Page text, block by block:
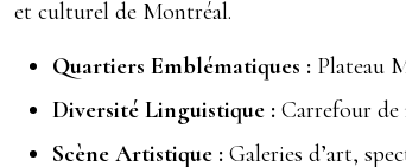
et culturel de Montréal.
Quartiers Emblématiques : Plateau
Diversité Linguistique : Carrefour de
Scène Artistique : Galeries d’art,